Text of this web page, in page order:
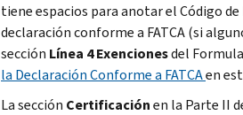
tiene espacios para anotar elCódigo
declaración conforme a FATCA (si
sección Línea 4 Exencionesdel
la Declaración Conforme a FATCAen
La sección Certificaciónen la Parte II